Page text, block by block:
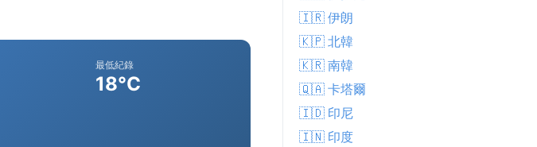
最低紀錄
18°C
🇮🇷 伊朗
🇰🇵 北韓
🇰🇷 南韓
🇶🇦 卡塔爾
🇮🇩 印尼
🇮🇳 印度